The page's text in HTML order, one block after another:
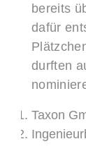
bereits
dafür
durften
Taxon